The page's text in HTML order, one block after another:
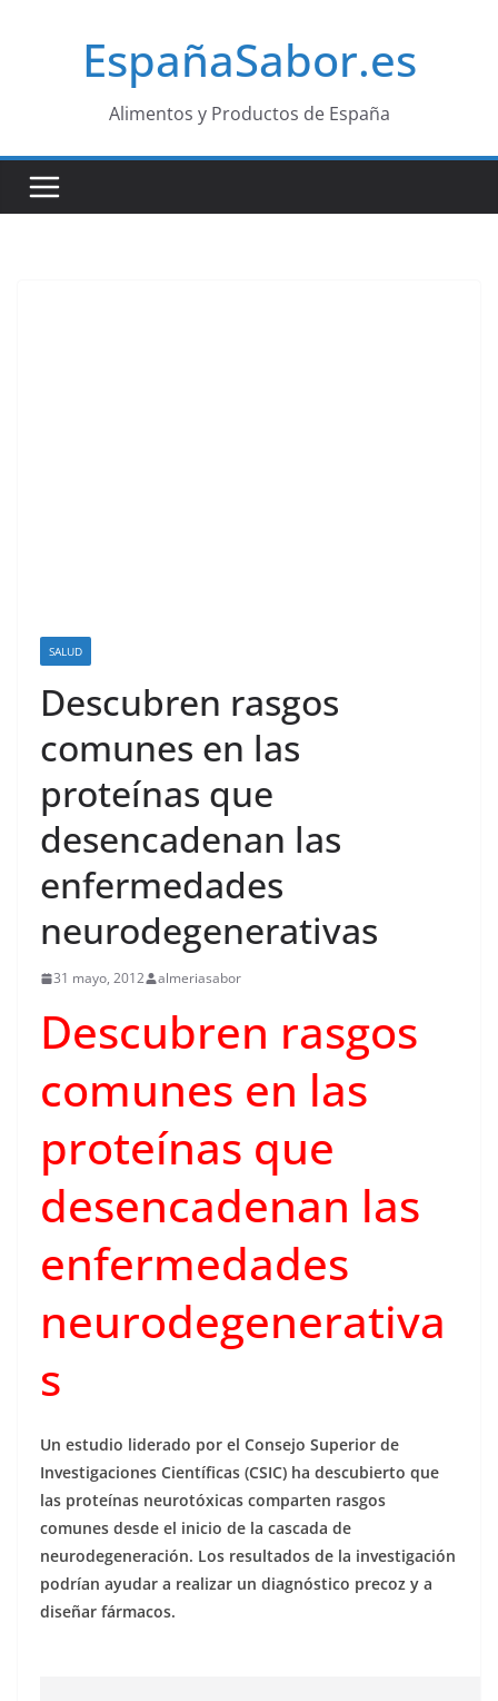
EspañaSabor.es
Alimentos y Productos de España
SALUD
Descubren rasgos
comunes en las
proteínas que
desencadenan las
enfermedades
neurodegenerativas
31 mayo, 2012 almeriasabor
Descubren rasgos
comunes en las
proteínas que
desencadenan las
enfermedades
neurodegenerativa
s
Un estudio liderado por el Consejo Superior de
Investigaciones Científicas (CSIC) ha descubierto que
las proteínas neurotóxicas comparten rasgos
comunes desde el inicio de la cascada de
neurodegeneración. Los resultados de la investigación
podrían ayudar a realizar un diagnóstico precoz y a
diseñar fármacos.